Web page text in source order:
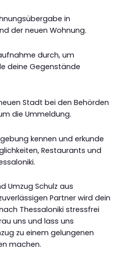
in
der neuen Wohnung.
durch, um
deine Gegenstände
Stadt bei den Behörden
die Ummeldung.
kennen und erkunde
Restaurants und
Umzug Schulz aus
Partner wird dein
Thessaloniki stressfrei
uns und lass uns
zu einem gelungenen
machen.